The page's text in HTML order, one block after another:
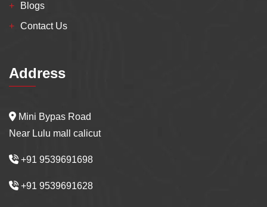
Blogs
Contact Us
Address
Mini Bypas Road
Near Lulu mall calicut
+91 9539691698
+91 9539691628